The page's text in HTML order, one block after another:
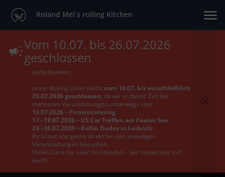
Roland Mel´s rolling Kitchen
Vom 10.07. bis 26.07.2026
geschlossen
Liebe Kunden,
unser Rolling Diner bleibtvom 10.07. bis einschließlich
26.07.2026 geschlossen, da wir in dieser Zeit bei
mehreren Veranstaltungen unterwegs sind:
10.07.2026 – Firmencatering
17.–19.07.2026 – US Car Treffen am Faaker See
24.–26.07.2026 – Rollin Dudes in Leibnitz
Ihr könnt uns gerne direkt bei den jeweiligen
Veranstaltungen besuchen.
Vielen Dank für euer Verständnis – wir freuen uns auf
euch!